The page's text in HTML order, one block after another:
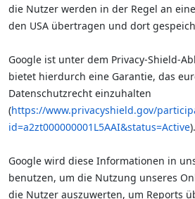
die Nutzer werden in der Regel an
den USA übertragen und dort
Google ist unter dem Privacy-Shield-
bietet hierdurch eine Garantie, das
Datenschutzrecht einzuhalten
(https://www.privacyshield.gov/
id=a2zt000000001L5AAI&status=Active).
Google wird diese Informationen in
benutzen, um die Nutzung unseres
die Nutzer auszuwerten, um Reports